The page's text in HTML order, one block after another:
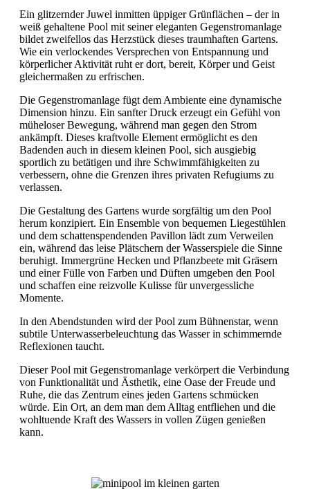
Ein glitzernder Juwel inmitten üppiger Grünflächen – der in
weiß gehaltene Pool mit seiner eleganten Gegenstromanlage
bildet zweifellos das Herzstück dieses traumhaften Gartens.
Wie ein verlockendes Versprechen von Entspannung und
körperlicher Aktivität ruht er dort, bereit, Körper und Geist
gleichermaßen zu erfrischen.
Die Gegenstromanlage fügt dem Ambiente eine dynamische
Dimension hinzu. Ein sanfter Druck erzeugt ein Gefühl von
müheloser Bewegung, während man gegen den Strom
ankämpft. Dieses kraftvolle Element ermöglicht es den
Badenden auch in diesem kleinen Pool, sich ausgiebig
sportlich zu betätigen und ihre Schwimmfähigkeiten zu
verbessern, ohne die Grenzen ihres privaten Refugiums zu
verlassen.
Die Gestaltung des Gartens wurde sorgfältig um den Pool
herum konzipiert. Ein Ensemble von bequemen Liegestühlen
und dem schattenspendenden Pavillon lädt zum Verweilen
ein, während das leise Plätschern der Wasserspiele die Sinne
beruhigt. Immergrüne Hecken und Pflanzbeete mit Gräsern
und einer Fülle von Farben und Düften umgeben den Pool
und schaffen eine reizvolle Kulisse für unvergessliche
Momente.
In den Abendstunden wird der Pool zum Bühnenstar, wenn
subtile Unterwasserbeleuchtung das Wasser in schimmernde
Reflexionen taucht.
Dieser Pool mit Gegenstromanlage verkörpert die Verbindung
von Funktionalität und Ästhetik, eine Oase der Freude und
Ruhe, die das Zentrum eines jeden Gartens schmücken
würde. Ein Ort, an dem man dem Alltag entfliehen und die
wohltuende Kraft des Wassers in vollen Zügen genießen
kann.